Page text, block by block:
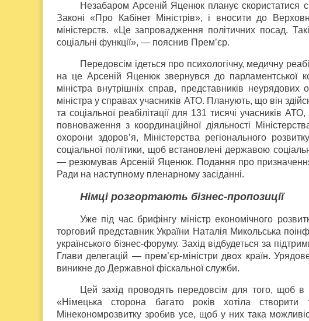
Незабаром Арсеній Яценюк планує скористатися
Законі «Про Кабінет Міністрів», і вносити до
міністерств. «Це запровадження політичних посад.
соціальні функції», — пояснив Прем’єр.
Передовсім ідеться про психологічну, медичну
на це Арсеній Яценюк звернувся до парламентської
міністра внутрішніх справ, представників неурядових
міністра у справах учасників АТО. Планують, що він
та соціальної реабілітації для 131 тисячі учасників
повноваження з координаційної діяльності
охорони здоров’я, Міністерства регіонального
соціальної політики, щоб встановлені державою
— резюмував Арсеній Яценюк. Подання про призначення
Ради на наступному пленарному засіданні.
Німці розгортають бізнес-пропозиції
Уже під час брифінгу міністр економічного
торговий представник України Наталія Микольська
українського бізнес-форуму. Захід відбудеться за
Глави делегацій — прем’єр-міністри двох країн.
виникне до Державної фіскальної служби.
Цей захід проводять передовсім для того, щоб в
«Німецька сторона багато років хотіла
Мінекономрозвитку зробив усе, щоб у них така